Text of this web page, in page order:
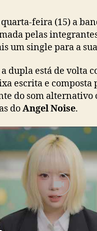
feira (15) a
pelas
um single para a
dupla está de volta
escrita e composta
do som alternativo
doAngel Noise.